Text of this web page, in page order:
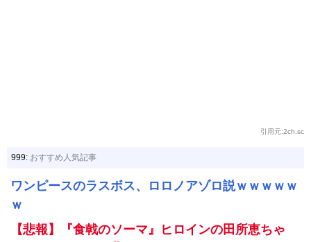
引用元:2ch.sc
999: おすすめ人気記事
ワンピースのラスボス、ロロノアゾロ説ｗｗｗｗｗ
ｗ
【悲報】『食戟のソーマ』ヒロインの田所恵ちゃ